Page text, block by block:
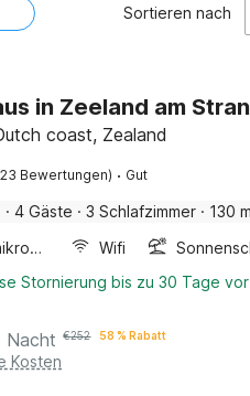
Sortieren nach
in Zeeland am
coast, Zealand
Bewertungen) · Gut
· 4 Gäste · 3 Schlafzimmer · 130
Kombi-mikrowelle
Wifi
Stornierung bis zu 30 Tage
Nacht €252 58 % Rabatt
Kosten